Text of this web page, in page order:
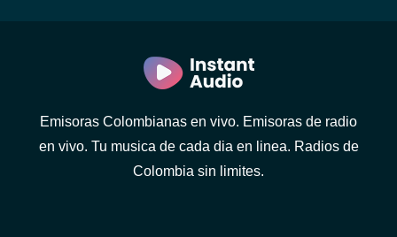
Emisoras Colombianas en vivo. Emisoras de radio
en vivo. Tu musica de cada dia en linea. Radios de
Colombia sin limites.